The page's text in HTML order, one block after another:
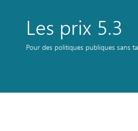
Les prix 5.3
Pour des politiques publiques sans